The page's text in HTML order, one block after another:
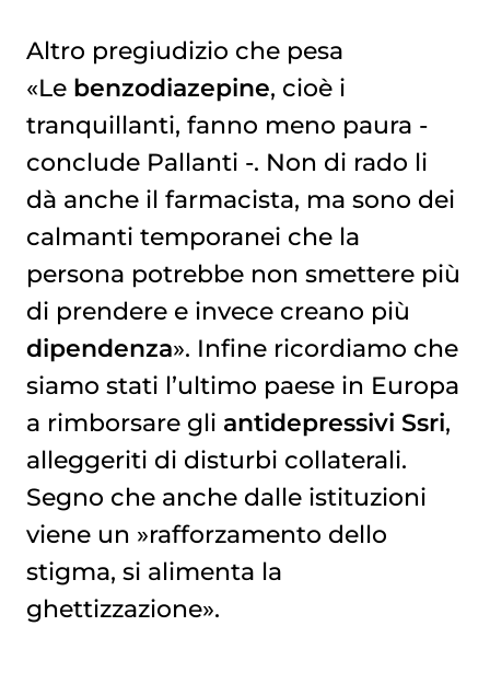
Altro pregiudizio che pesa
«Lebenzodiazepine, cioè i
tranquillanti, fanno meno paura -
conclude Pallanti -. Non di rado li
dà anche il farmacista, ma sono dei
calmanti temporanei che la
persona potrebbe non smettere più
di prendere e invece creano più
dipendenza». Infine ricordiamo che
siamo stati l’ultimo paese in Europa
a rimborsare gli antidepressivi Ssri,
alleggeriti di disturbi collaterali.
Segno che anche dalle istituzioni
viene un »rafforzamento dello
stigma, si alimenta la
ghettizzazione».